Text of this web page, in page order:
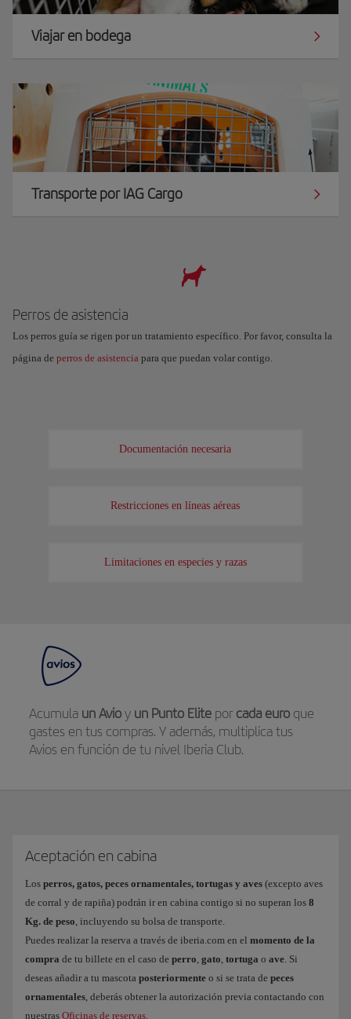
Viajar en bodega
Transporte por IAG Cargo
Perros de asistencia
Los perros guía se rigen por un tratamiento específico. Por favor, consulta la
página de perros de asistencia para que puedan volar contigo.
Documentación necesaria
Restricciones en líneas aéreas
Limitaciones en especies y razas
Acumula un Avioy un Punto Elite por cada euro que
gastes en tus compras. Y además, multiplica tus
Avios en función de tu nivel Iberia Club.
Aceptación en cabina
Los perros, gatos, peces ornamentales, tortugas y aves (excepto aves
de corral y de rapiña) podrán ir en cabina contigo si no superan los 8
Kg. de peso , incluyendo su bolsa de transporte.
Puedes realizar la reserva a través de iberia.com en el momento de la
compra de tu billete en el caso de perro gato tortuga o ave . Si
deseas añadir a tu mascota posteriormente o si se trata de peces
ornamentales , deberás obtener la autorización previa contactando con
nuestras Oficinas de reservas